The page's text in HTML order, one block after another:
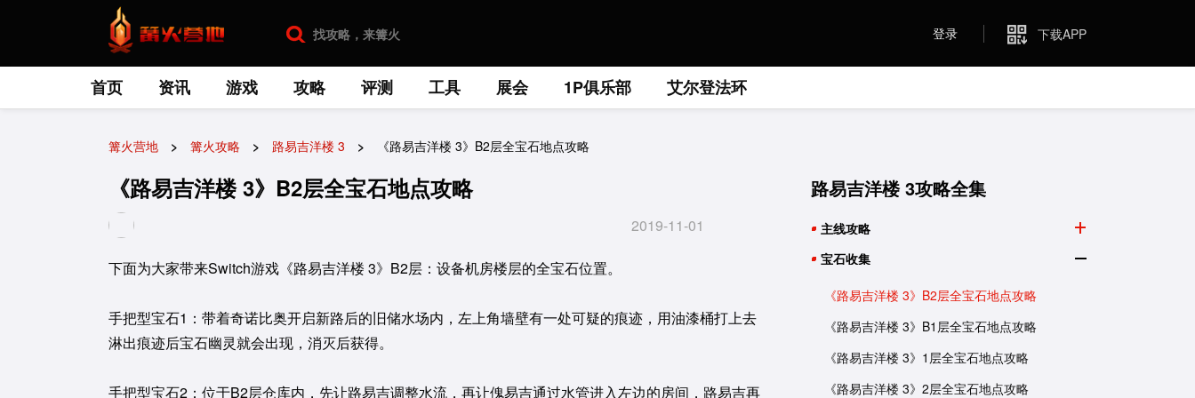
登录 下载APP
首页 资讯 游戏 攻略 评测 工具 展会 1P俱乐部 艾尔登法环
篝火营地 篝火攻略 路易吉洋楼 3 《路易吉洋楼 3》B2层全宝石地点攻略
《路易吉洋楼 3》B2层全宝石地点攻略
2019-11-01
下面为大家带来Switch游戏《路易吉洋楼 3》B2层：设备机房楼层的全宝石位置。
手把型宝石1：带着奇诺比奥开启新路后的旧储水场内，左上角墙壁有一处可疑的痕迹，用油漆桶打上去
淋出痕迹后宝石幽灵就会出现，消灭后获得。
手把型宝石2：位于B2层仓库内，先让路易吉调整水流，再让傀易吉通过水管进入左边的房间，路易吉再
路易吉洋楼 3攻略全集
主线攻略
宝石收集
《路易吉洋楼 3》B2层全宝石地点攻略
《路易吉洋楼 3》B1层全宝石地点攻略
《路易吉洋楼 3》1层全宝石地点攻略
《路易吉洋楼 3》2层全宝石地点攻略